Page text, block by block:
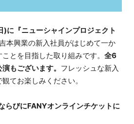
『ニューシャインプロジェクト
本興業の新入社員がはじめて一か
とを目指した取り組みです。 全6
もございます。 フレッシュな新入
てお楽しみください。
らびにFANYオンラインチケットに